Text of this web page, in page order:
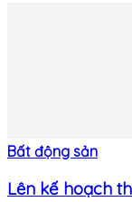
Bất động sản
Lên kế hoạch